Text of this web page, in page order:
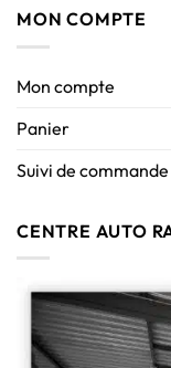
MON COMPTE
Mon compte
Panier
Suivi de commande
CENTRE AUTO